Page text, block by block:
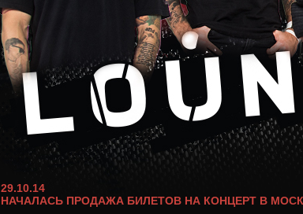
29.10.14
НАЧАЛАСЬ ПРОДАЖА БИЛЕТОВ НА КОНЦЕРТ В